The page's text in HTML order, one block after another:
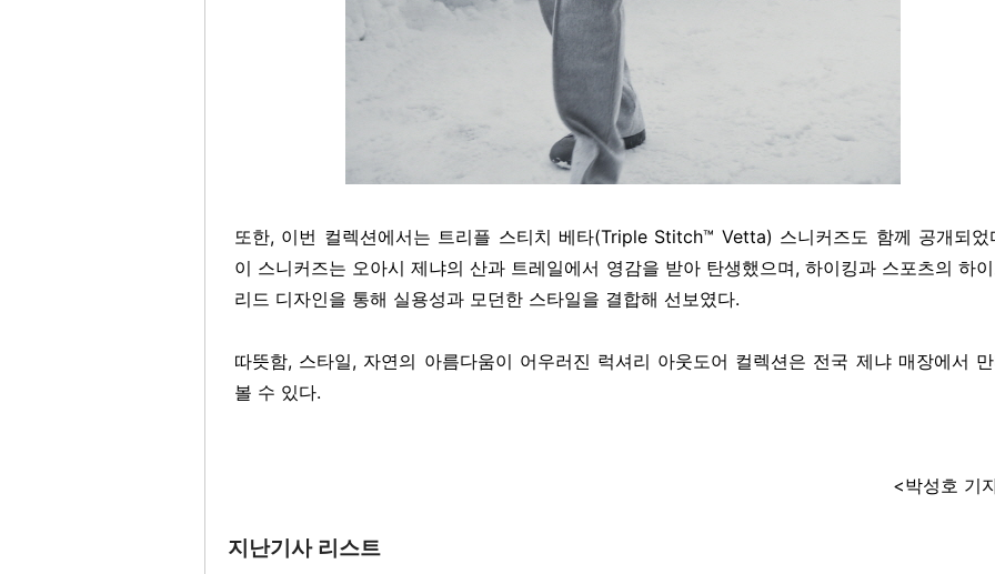
또한, 이번 컬렉션에서는 트리플 스티치 베타(Triple Stitch™ Vetta) 스니커즈도 함께 공개되었
이 스니커즈는 오아시 제냐의 산과 트레일에서 영감을 받아 탄생했으며, 하이킹과 스포츠의 하
리드 디자인을 통해 실용성과 모던한 스타일을 결합해 선보였다.
따뜻함, 스타일, 자연의 아름다움이 어우러진 럭셔리 아웃도어 컬렉션은 전국 제냐 매장에서
볼 수 있다.
<박성호 기
지난기사 리스트